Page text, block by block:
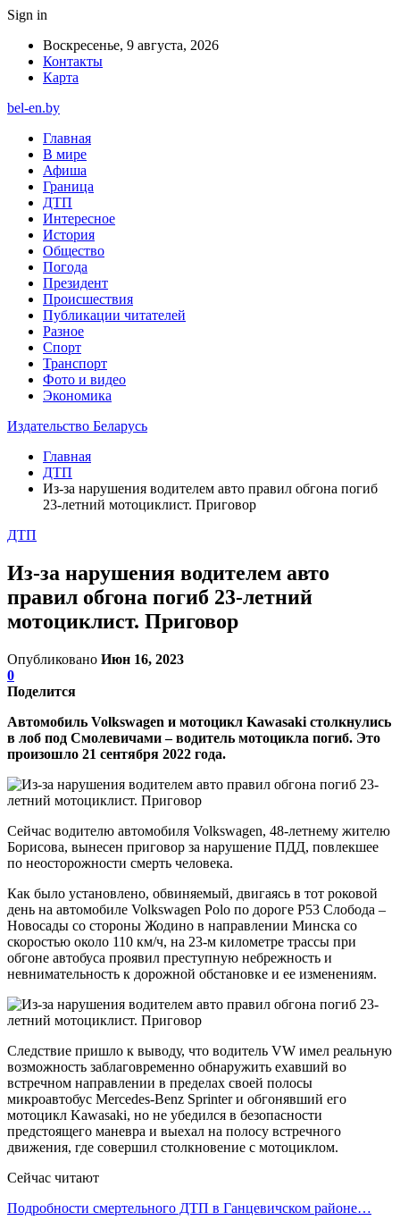
Sign in
Воскресенье, 9 августа, 2026
Контакты
Карта
bel-en.by
Главная
В мире
Афиша
Граница
ДТП
Интересное
История
Общество
Погода
Президент
Происшествия
Публикации читателей
Разное
Спорт
Транспорт
Фото и видео
Экономика
Издательство Беларусь
Главная
ДТП
Из-за нарушения водителем авто правил обгона погиб
23-летний мотоциклист. Приговор
ДТП
Из-за нарушения водителем авто
правил обгона погиб 23-летний
мотоциклист. Приговор
Опубликовано Июн 16, 2023
0
Поделится
Автомобиль Volkswagen и мотоцикл Kawasaki столкнулись
в лоб под Смолевичами – водитель мотоцикла погиб. Это
произошло 21 сентября 2022 года.
Сейчас водителю автомобиля Volkswagen, 48-летнему жителю
Борисова, вынесен приговор за нарушение ПДД, повлекшее
по неосторожности смерть человека.
Как было установлено, обвиняемый, двигаясь в тот роковой
день на автомобиле Volkswagen Polo по дороге Р53 Слобода –
Новосады со стороны Жодино в направлении Минска со
скоростью около 110 км/ч, на 23-м километре трассы при
обгоне автобуса проявил преступную небрежность и
невнимательность к дорожной обстановке и ее изменениям.
Следствие пришло к выводу, что водитель VW имел реальную
возможность заблаговременно обнаружить ехавший во
встречном направлении в пределах своей полосы
микроавтобус Mercedes-Benz Sprinter и обгонявший его
мотоцикл Kawasaki, но не убедился в безопасности
предстоящего маневра и выехал на полосу встречного
движения, где совершил столкновение с мотоциклом.
Сейчас читают
Подробности смертельного ДТП в Ганцевичском районе…